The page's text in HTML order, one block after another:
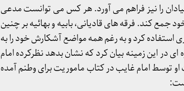
را نیز فراهم می آورد. هر کس می توانست مدعی
جمع کند. فرقه های قادیانی، بابیه و بهائیه بر چنین
کرد و به رغم همه مواضع آشکارش خود را به
در این زمینه بیان کرد که نشان بدهد نظرکرده امام
توسط امام غایب در کتاب ماموریت برای وطنم آمده